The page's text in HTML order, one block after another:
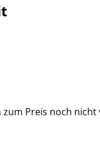
zum Preis noch